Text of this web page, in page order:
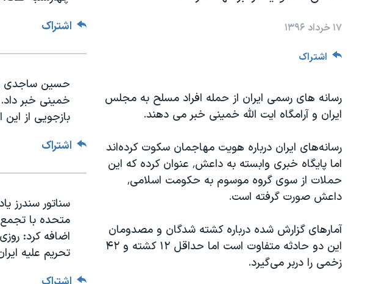
حقوق شهروندی
گالری عکس
انتخابات ریاست جمهوری آمریکا ۲۰۲۴
اعتراضات زن، زندگی، آزادی
تریبونال مردمی آبان ۹۸
دادگاه حمید نوری
چهل سال گروگان‌گیری
اعتراضات مردمی آبان ۹۸
اسرائیل در جنگ
۱۷ خرداد ۱۳۹۶
اشتراک
رسانه های رسمی ایران از حمله افراد مسلح به مجلس
ایران و آرامگاه ایت الله خمینی خبر می دهند.
رسانه‌های ایران درباره هویت مهاجمان سکوت کرده‌اند
اما پایگاه خبری وابسته به داعش٬ عنوان کرده که این
حملات از سوی گروه موسوم به حکومت اسلامی٬
داعش صورت گرفته است.
آمارهای گزارش شده درباره کشته شدگان و مصدومان
این دو حادثه متفاوت است اما حداقل ۱۲ کشته و ۴۲
زخمی را دربر می‌گیرد.
اشتراک
خمینی خبر
بازجویی از این
اشتراک
متحده با
اضافه کرد:
تحریم علیه